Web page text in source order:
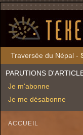
Traversée du Népal -
PARUTIONS
Je m'abonne
Je me désabonne
ACCUEIL